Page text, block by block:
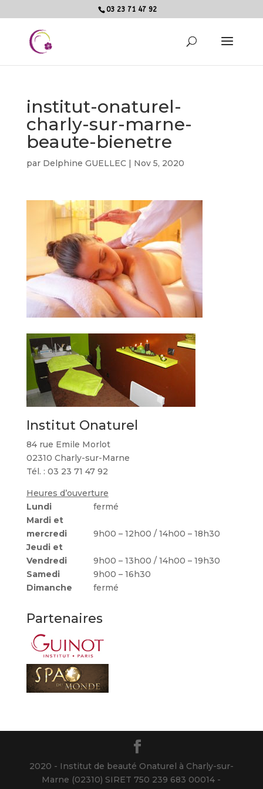
03 23 71 47 92
institut-onaturel-
charly-sur-marne-
beaute-bienetre
par Delphine GUELLEC| Nov 5, 2020
Institut Onaturel
84 rue Emile Morlot
02310 Charly-sur-Marne
Tél. : 03 23 71 47 92
Heures d’ouverture
Lundi
fermé
Mardi et
mercredi
9h00 – 12h00 / 14h00 – 18h30
Jeudi et
Vendredi
9h00 – 13h00 / 14h00 – 19h30
Samedi
9h00 – 16h30
Dimanche
fermé
Partenaires
2020 - Institut de beauté Onaturel à Charly-sur-
Marne (02310) SIRET 750 239 683 00014 -